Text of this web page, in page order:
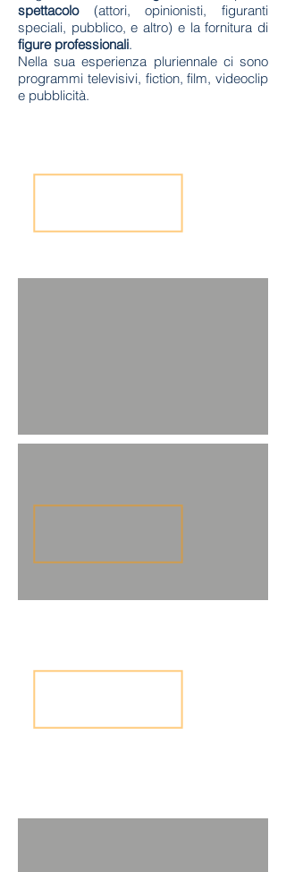
spettacolo(attori, opinionisti, figuranti
speciali, pubblico, e altro) e la fornitura di
figure professionali.
Nella sua esperienza pluriennale ci sono
programmi televisivi, fiction, film, videoclip
e pubblicità.